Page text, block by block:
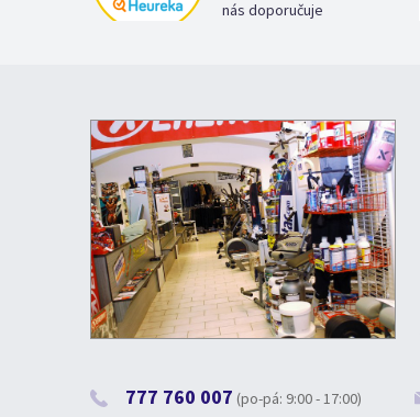
nás doporučuje
777 760 007 (po-pá: 9:00 - 17:00)